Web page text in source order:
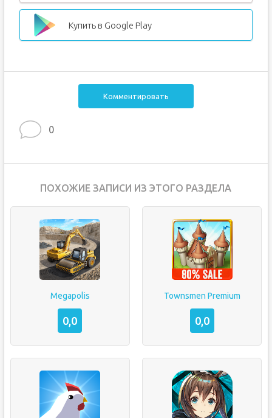
Купить в Google Play
Комментировать
0
ПОХОЖИЕ ЗАПИСИ ИЗ ЭТОГО РАЗДЕЛА
Megapolis
0,0
Townsmen Premium
0,0